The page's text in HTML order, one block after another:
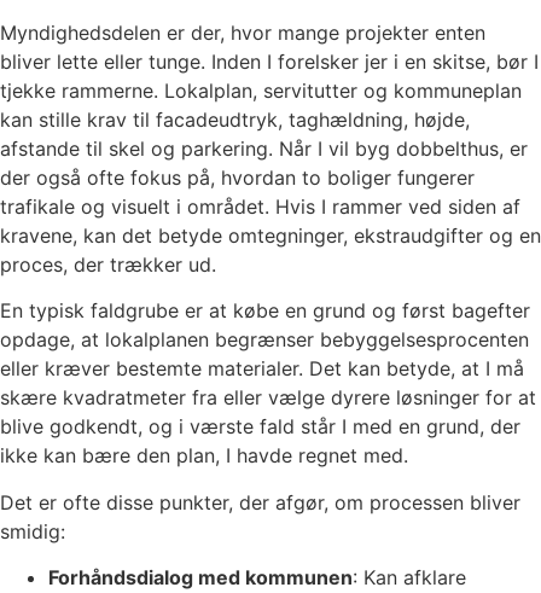
Myndighedsdelen er der, hvor mange projekter enten
bliver lette eller tunge. Inden I forelsker jer i en skitse, bør I
tjekke rammerne. Lokalplan, servitutter og kommuneplan
kan stille krav til facadeudtryk, taghældning, højde,
afstande til skel og parkering. Når I vil byg dobbelthus, er
der også ofte fokus på, hvordan to boliger fungerer
trafikale og visuelt i området. Hvis I rammer ved siden af
kravene, kan det betyde omtegninger, ekstraudgifter og en
proces, der trækker ud.
En typisk faldgrube er at købe en grund og først bagefter
opdage, at lokalplanen begrænser bebyggelsesprocenten
eller kræver bestemte materialer. Det kan betyde, at I må
skære kvadratmeter fra eller vælge dyrere løsninger for at
blive godkendt, og i værste fald står I med en grund, der
ikke kan bære den plan, I havde regnet med.
Det er ofte disse punkter, der afgør, om processen bliver
smidig:
Forhåndsdialog med kommunen: Kan afklare